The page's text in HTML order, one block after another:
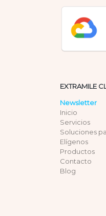
EXTRAMILE
Newsletter
Inicio
Servicios
Soluciones
Elígenos
Productos
Contacto
Blog